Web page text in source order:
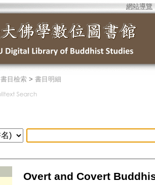
網站導覽
書目檢索 > 書目明細
Overt and Covert